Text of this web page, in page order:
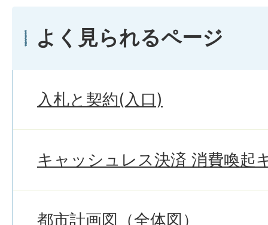
よく見られるページ
入札と契約(入口)
キャッシュレス決済 消費喚起
都市計画図（全体図）